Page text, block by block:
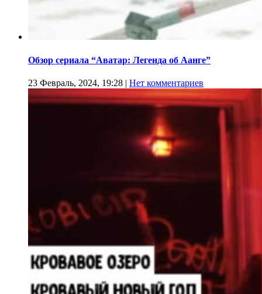
Обзор сериала “Аватар: Легенда об Аанге”
23 Февраль, 2024, 19:28 | Нет комментариев